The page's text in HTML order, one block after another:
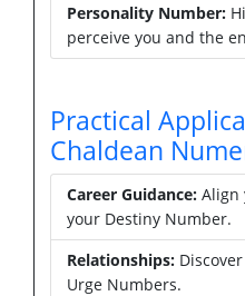
Personality Number:
perceive you and the
Practical
Chaldean
Career Guidance: Align
your Destiny Number.
Relationships:
Urge Numbers.